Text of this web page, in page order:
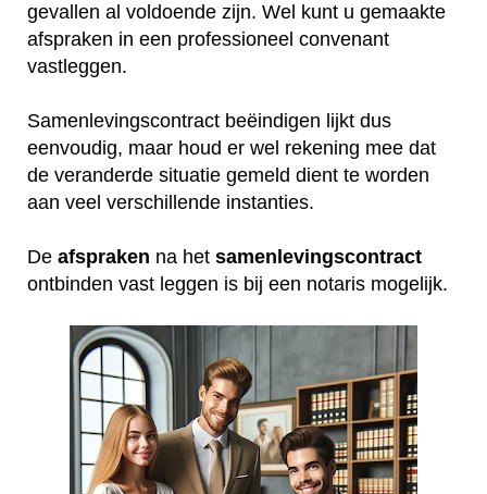
gevallen al voldoende zijn. Wel kunt u gemaakte
afspraken in een professioneel convenant
vastleggen.
Samenlevingscontract beëindigen lijkt dus
eenvoudig, maar houd er wel rekening mee dat
de veranderde situatie gemeld dient te worden
aan veel verschillende instanties.
De afspraken na het samenlevingscontract
ontbinden vast leggen is bij een notaris mogelijk.